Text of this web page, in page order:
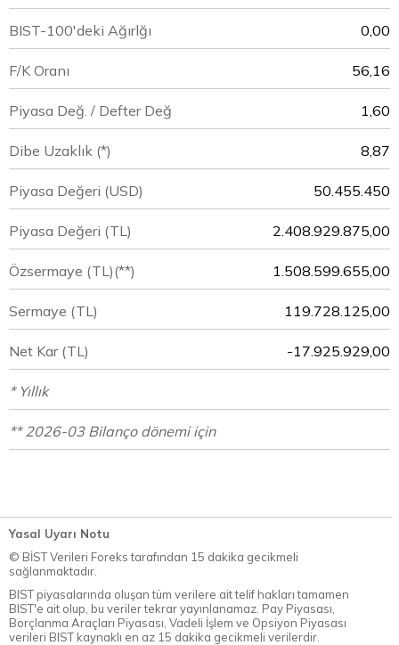
BIST-100'deki Ağırlğı 0,00
F/K Oranı 56,16
Piyasa Değ. / Defter Değ 1,60
Dibe Uzaklık (*) 8,87
Piyasa Değeri (USD) 50.455.450
Piyasa Değeri (TL) 2.408.929.875,00
Özsermaye (TL)(**) 1.508.599.655,00
Sermaye (TL) 119.728.125,00
Net Kar (TL) -17.925.929,00
* Yıllık
** 2026-03 Bilanço dönemi için
Yasal Uyarı Notu
© BİST Verileri Foreks tarafından 15 dakika gecikmeli
sağlanmaktadır.
BIST piyasalarında oluşan tüm verilere ait telif hakları tamamen
BIST'e ait olup, bu veriler tekrar yayınlanamaz. Pay Piyasası,
Borçlanma Araçları Piyasası, Vadeli İşlem ve Opsiyon Piyasası
verileri BIST kaynaklı en az 15 dakika gecikmeli verilerdir.